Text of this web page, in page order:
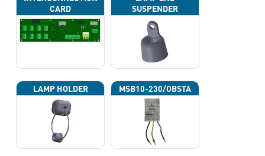
CARD
SUSPENDER
LAMP HOLDER MSB10-230/OBSTA